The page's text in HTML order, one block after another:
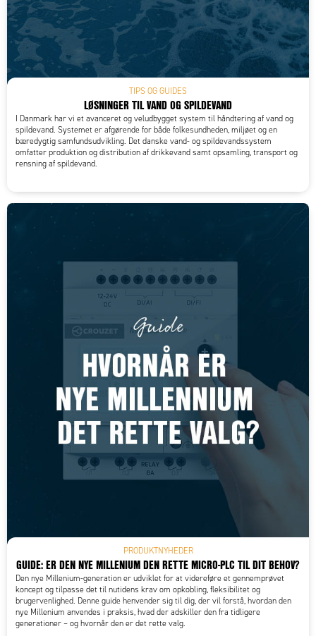
TIPS OG GUIDES
LØSNINGER TIL VAND OG SPILDEVAND
I Danmark har vi et avanceret og veludbygget system til håndtering af vand og
spildevand. Systemet er afgørende for både folkesundheden, miljøet og en
bæredygtig samfundsudvikling. Det danske vand- og spildevandssystem
omfatter produktion og distribution af drikkevand samt opsamling, transport og
rensning af spildevand.
PRODUKTNYHEDER
GUIDE: ER DEN NYE MILLENIUM DEN RETTE MICRO-PLC TIL DIT BEHOV?
Den nye Millenium-generation er udviklet for at videreføre et gennemprøvet
koncept og tilpasse det til nutidens krav om opkobling, fleksibilitet og
brugervenlighed. Denne guide henvender sig til dig, der vil forstå, hvordan den
nye Millenium anvendes i praksis, hvad der adskiller den fra tidligere
generationer – og hvornår den er det rette valg.